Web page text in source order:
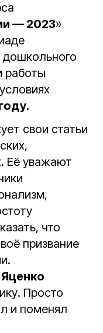
— 2023»
дошкольного
работы
свои статьи
Её уважают
что
призвание
Просто
и поменял